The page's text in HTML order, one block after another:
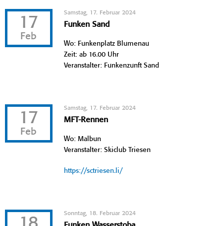
17
Feb
Samstag, 17. Februar 2024
Funken Sand
Wo: Funkenplatz Blumenau
Zeit: ab 16.00 Uhr
Veranstalter: Funkenzunft Sand
17
Feb
Samstag, 17. Februar 2024
MFT-Rennen
Wo: Malbun
Veranstalter: Skiclub Triesen
https://sctriesen.li/
Sonntag, 18. Februar 2024